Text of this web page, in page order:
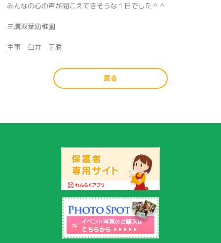
みんなの心の声が聞こえてきそうな１日でした＾＾
三鷹双葉幼稚園
主事 臼井 正勝
戻る